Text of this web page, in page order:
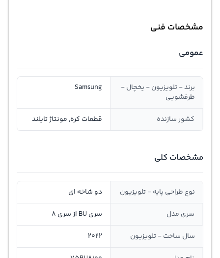
مشخصات فنی
عمومی
برند - تلویزیون - یخچال -
ظرفشویی
Samsung
کشور سازنده قطعات کره, مونتاژ تایلند
مشخصات کلی
نوع طراحی پایه - تلویزیون دو شاخه ای
سری مدل سری BU از سری 8
سال ساخت - تلویزیون 2022